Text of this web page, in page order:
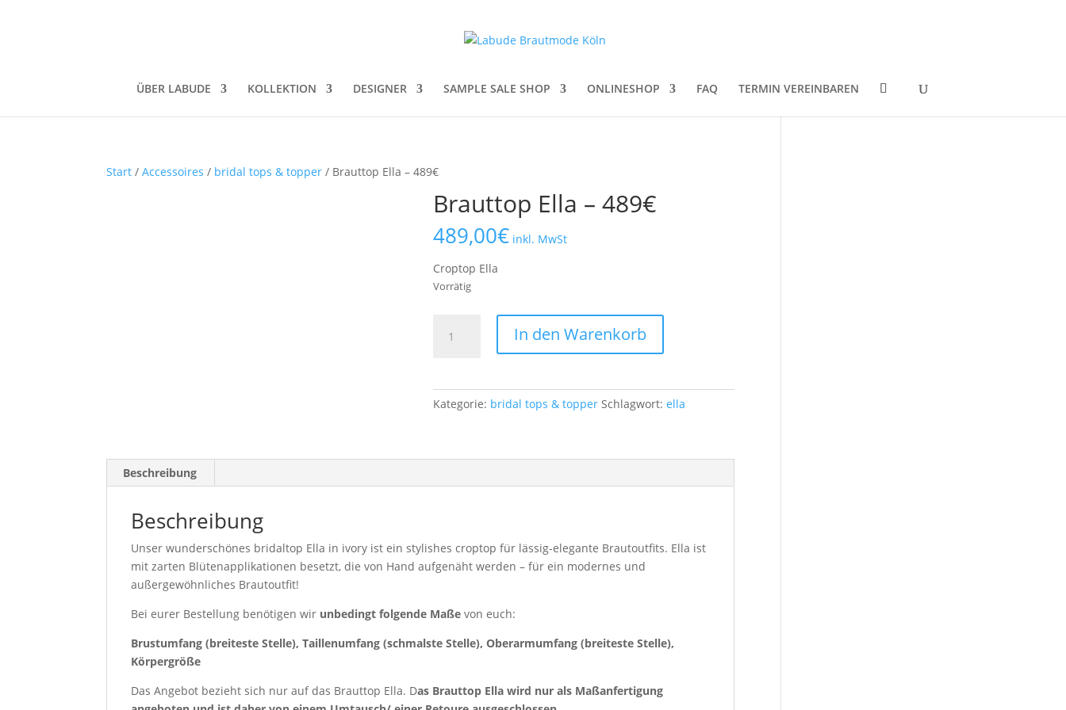
ÜBER LABUDE KOLLEKTION DESIGNER SAMPLE SALE SHOP ONLINESHOP FAQ TERMIN VEREINBAREN
Start /Accessoires / bridal tops & topper / Brauttop Ella – 489€
Brauttop Ella – 489€
489,00€ inkl. MwSt
Croptop Ella
Vorrätig
Ella
In den Warenkorb
Kategorie: bridal tops & topper Schlagwort:ella
Beschreibung
Beschreibung
Unser wunderschönes bridaltop Ella in ivory ist ein stylishes croptop für lässig-elegante Brautoutfits. Ella ist
mit zarten Blütenapplikationen besetzt, die von Hand aufgenäht werden – für ein modernes und
außergewöhnliches Brautoutfit!
Bei eurer Bestellung benötigen wir unbedingt folgende Maße von euch:
Brustumfang (breiteste Stelle), Taillenumfang (schmalste Stelle), Oberarmumfang (breiteste Stelle),
Körpergröße
Das Angebot bezieht sich nur auf das Brauttop Ella. Das Brauttop Ella wird nur als Maßanfertigung